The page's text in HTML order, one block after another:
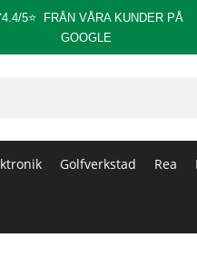
4.4/5⭐
FRÅN VÅRA KUNDER PÅ
GOOGLE
Golfverkstad Rea